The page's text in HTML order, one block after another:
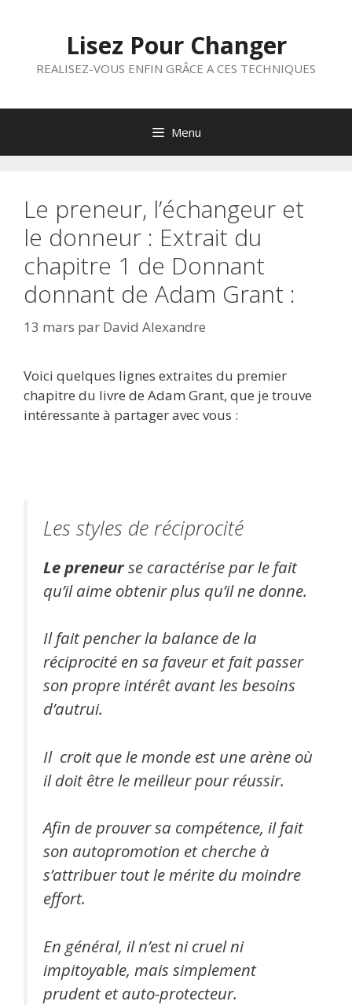
Lisez Pour Changer
REALISEZ-VOUS ENFIN GRÂCE A CES TECHNIQUES
Menu
Le preneur, l’échangeur et
le donneur : Extrait du
chapitre 1 de Donnant
donnant de Adam Grant :
13 mars par David Alexandre
Voici quelques lignes extraites du premier
chapitre du livre de Adam Grant, que je trouve
intéressante à partager avec vous :
Les styles de réciprocité
Le preneurse caractérise par le fait
qu’il aime obtenir plus qu’il ne donne.
Il fait pencher la balance de la
réciprocité en sa faveur et fait passer
son propre intérêt avant les besoins
d’autrui.
Il croit que le monde est une arène où
il doit être le meilleur pour réussir.
Afin de prouver sa compétence, il fait
son autopromotion et cherche à
s’attribuer tout le mérite du moindre
effort.
En général, il n’est ni cruel ni
impitoyable, mais simplement
prudent et auto-protecteur.